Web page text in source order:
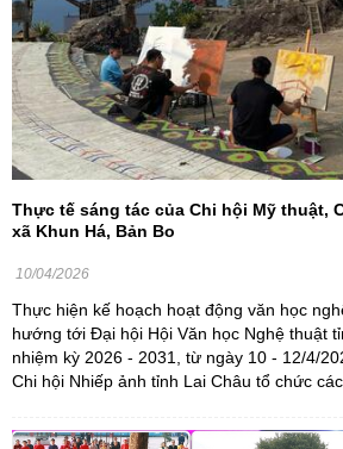
Thực tế sáng tác của Chi hội Mỹ thuật,
xã Khun Há, Bản Bo
10/04/2026
Thực hiện kế hoạch hoạt động văn học
hướng tới Đại hội Hội Văn học Nghệ thuật
nhiệm kỳ 2026 - 2031, từ ngày 10 - 12/4/
Chi hội Nhiếp ảnh tỉnh Lai Châu tổ chức các